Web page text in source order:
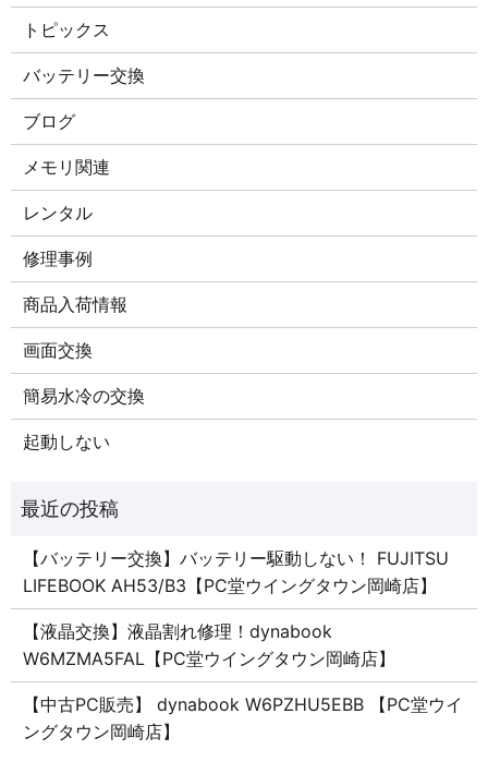
トピックス
バッテリー交換
ブログ
メモリ関連
レンタル
修理事例
商品入荷情報
画面交換
簡易水冷の交換
起動しない
【バッテリー交換】バッテリー駆動しない！ FUJITSU
LIFEBOOK AH53/B3【PC堂ウイングタウン岡崎店】
【液晶交換】液晶割れ修理！dynabook
W6MZMA5FAL【PC堂ウイングタウン岡崎店】
【中古PC販売】 dynabook W6PZHU5EBB 【PC堂ウイ
ングタウン岡崎店】